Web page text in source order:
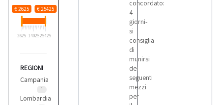
€ 2625 € 25425
2625 1402525425
REGIONI
Campania
1
Lombardia
concordato:
4
giorni-
si
consiglia
di
munirsi
dei
seguenti
mezzi
per